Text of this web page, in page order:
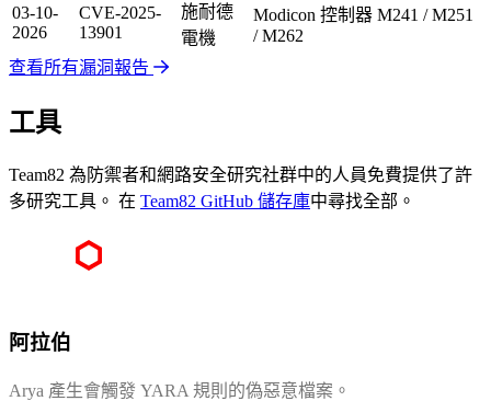
03-10-
2026
CVE-2025-
13901
施耐德
電機
Modicon 控制器 M241 / M251
/ M262
查看所有漏洞報告
工具
Team82 為防禦者和網路安全研究社群中的人員免費提供了許
多研究工具。 在 Team82 GitHub 儲存庫中尋找全部。
阿拉伯
Arya 產生會觸發 YARA 規則的偽惡意檔案。